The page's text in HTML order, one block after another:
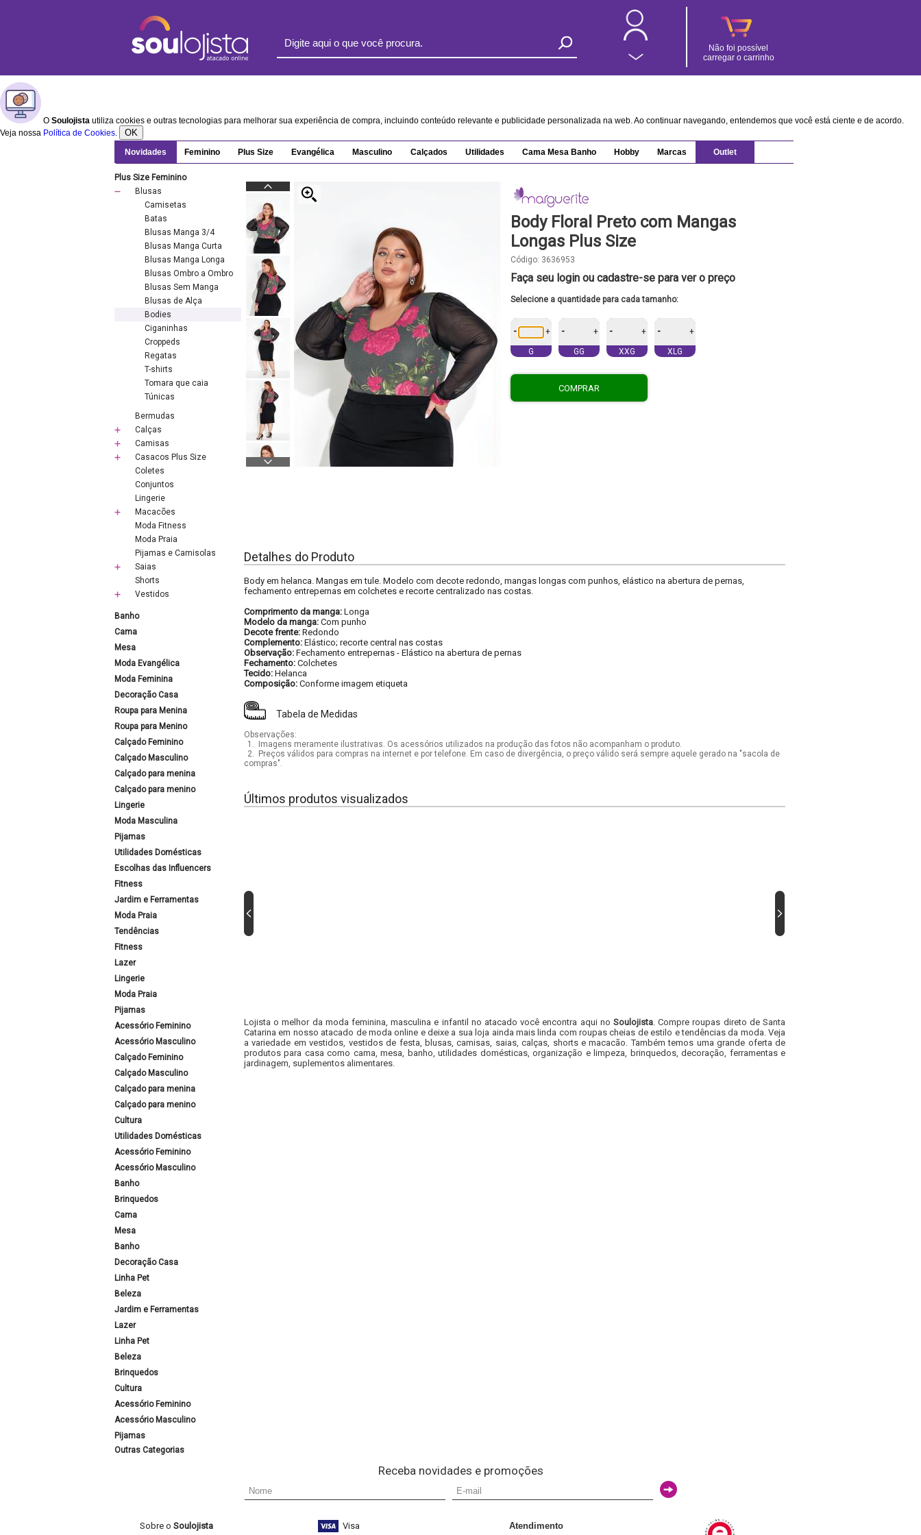
Não foi possível
carregar o carrinho
O Soulojista utiliza cookies e outras tecnologias para melhorar sua experiência de compra, incluindo conteúdo relevante e publicidade personalizada na web. Ao continuar navegando, entendemos que você está ciente e de acordo.
Veja nossa Política de Cookies. OK
Novidades Feminino Plus Size Evangélica Masculino Calçados Utilidades Cama Mesa Banho Hobby Marcas Outlet
Plus Size Feminino
Blusas
Camisetas
Batas
Blusas Manga 3/4
Blusas Manga Curta
Blusas Manga Longa
Blusas Ombro a Ombro
Blusas Sem Manga
Blusas de Alça
Bodies
Ciganinhas
Croppeds
Regatas
T-shirts
Tomara que caia
Túnicas
Bermudas
Calças
Camisas
Casacos Plus Size
Coletes
Conjuntos
Lingerie
Macacões
Moda Fitness
Moda Praia
Pijamas e Camisolas
Saias
Shorts
Vestidos
Banho
Cama
Mesa
Moda Evangélica
Moda Feminina
Decoração Casa
Roupa para Menina
Roupa para Menino
Calçado Feminino
Calçado Masculino
Calçado para menina
Calçado para menino
Lingerie
Moda Masculina
Pijamas
Utilidades Domésticas
Escolhas das Influencers
Fitness
Jardim e Ferramentas
Moda Praia
Tendências
Fitness
Lazer
Lingerie
Moda Praia
Pijamas
Acessório Feminino
Acessório Masculino
Calçado Feminino
Calçado Masculino
Calçado para menina
Calçado para menino
Cultura
Utilidades Domésticas
Acessório Feminino
Acessório Masculino
Banho
Brinquedos
Cama
Mesa
Banho
Decoração Casa
Linha Pet
Beleza
Jardim e Ferramentas
Lazer
Linha Pet
Beleza
Brinquedos
Cultura
Acessório Feminino
Acessório Masculino
Pijamas
Outras Categorias
Body Floral Preto com Mangas
Longas Plus Size
Código: 3636953
Faça seu login ou cadastre-se para ver o preço
Selecione a quantidade para cada tamanho:
- +
G
- +
GG
- +
XXG
- +
XLG
COMPRAR
Detalhes do Produto
Body em helanca. Mangas em tule. Modelo com decote redondo, mangas longas com punhos, elástico na abertura de pernas,
fechamento entrepernas em colchetes e recorte centralizado nas costas.
Comprimento da manga: Longa
Modelo da manga: Com punho
Decote frente: Redondo
Complemento: Elástico; recorte central nas costas
Observação: Fechamento entrepernas - Elástico na abertura de pernas
Fechamento: Colchetes
Tecido: Helanca
Composição: Conforme imagem etiqueta
Tabela de Medidas
Observações:
1.
Imagens meramente ilustrativas. Os acessórios utilizados na produção das fotos não acompanham o produto.
2.
Preços válidos para compras na internet e por telefone. Em caso de divergência, o preço válido será sempre aquele gerado na "sacola de
compras".
Últimos produtos visualizados
Lojista o melhor da moda feminina, masculina e infantil no atacado você encontra aqui no Soulojista. Compre roupas direto de Santa
Catarina em nosso atacado de moda online e deixe a sua loja ainda mais linda com roupas cheias de estilo e tendências da moda. Veja
a variedade em vestidos, vestidos de festa, blusas, camisas, saias, calças, shorts e macacão. Também temos uma grande oferta de
produtos para casa como cama, mesa, banho, utilidades domésticas, organização e limpeza, brinquedos, decoração, ferramentas e
jardinagem, suplementos alimentares.
Receba novidades e promoções
Sobre o Soulojista Visa Atendimento